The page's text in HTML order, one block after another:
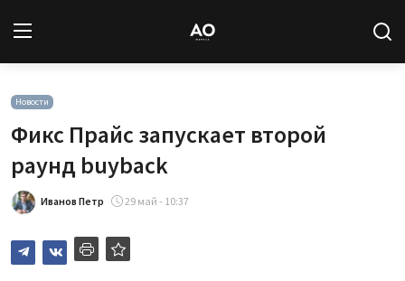
Статьи
Авторы
Новости
Фикс Прайс запускает второй
раунд buyback
Иванов Петр 29 май - 10:37